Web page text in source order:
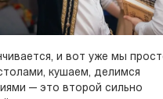
и вот уже мы
кушаем, делимся
— это второй сильно